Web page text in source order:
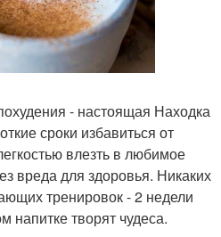
- настоящая Находка
сроки избавиться от
влезть в любимое
вреда для здоровья. Никаких
тренировок - 2 недели
напитке творят чудеса.